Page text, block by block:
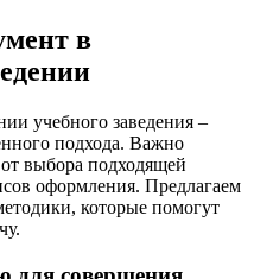
в
учебного заведения –
подхода. Важно
выбора подходящей
оформления. Предлагаем
которые помогут